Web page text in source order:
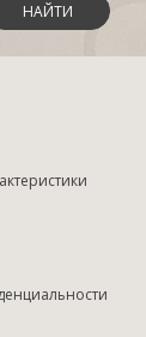
НАЙТИ